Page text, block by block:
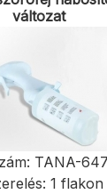
változat
TANA-
1 flakon